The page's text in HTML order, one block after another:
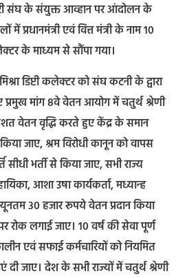
संघ के संयुक्त आव्हान पर आंदोलन के
प्रधानमंत्री एवं वित्त मंत्री के नाम 10
के माध्यम से सौंपा गया।
डिप्टी कलेक्टर को संघ कटनी के द्वारा
प्रमुख मांग 8वे वेतन आयोग में चतुर्थ श्रेणी
वेतन वृद्धि करते हुए केंद्र के समान
जाए, श्रम विरोधी कानून को वापस
सीधी भर्ती से किया जाए, सभी राज्य
आशा उषा कार्यकर्ता, मध्यान्ह
30 हजार रूपये वेतन प्रदान किया
रोक लगाई जाए। 10 वर्ष की सेवा पूर्ण
एवं सफाई कर्मचारियों को नियमित
दी जाए। देश के सभी राज्यों में चतुर्थ श्रेणी